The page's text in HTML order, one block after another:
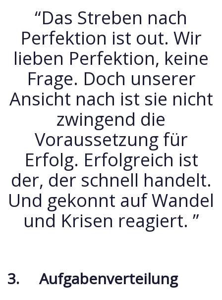
“Das Streben nach
Perfektion ist out. Wir
lieben Perfektion, keine
Frage. Doch unserer
Ansicht nach ist sie nicht
zwingend die
Voraussetzung für
Erfolg. Erfolgreich ist
der, der schnell handelt.
Und gekonnt auf Wandel
und Krisen reagiert. ”
3. Aufgabenverteilung